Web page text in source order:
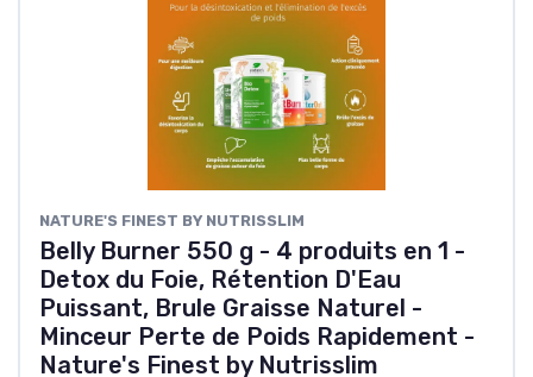
‎NATURE'S FINEST BY NUTRISSLIM
Belly Burner 550 g - 4 produits en 1 -
Detox du Foie, Rétention D'Eau
Puissant, Brule Graisse Naturel -
Minceur Perte de Poids Rapidement -
Nature's Finest by Nutrisslim